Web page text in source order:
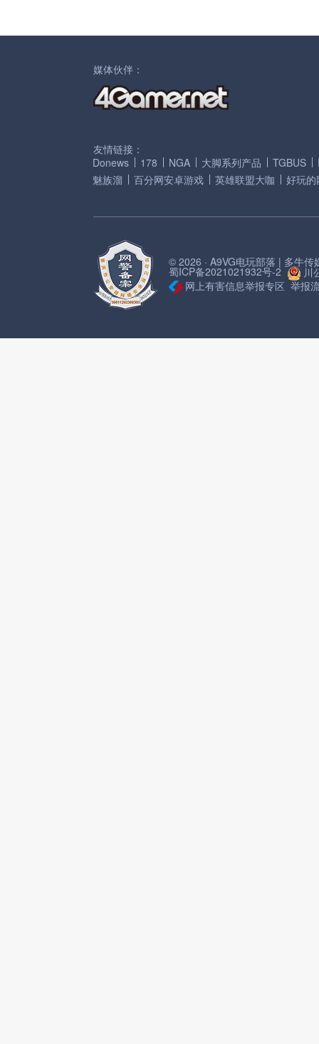
媒体伙伴：
友情链接：
Donews
178 NGA 大脚系列产品 TGBUS
魅族溜
百分网安卓游戏 英雄联盟大咖 好玩的
© 2026 · A9VG电玩部落 | 多牛传
蜀ICP备2021021932号-2
川
网上有害信息举报专区 举报